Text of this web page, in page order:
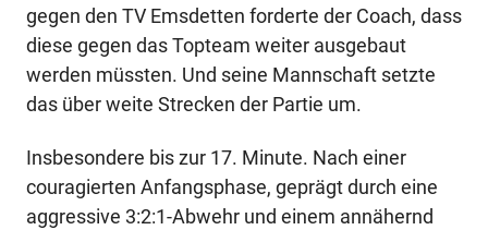
gegen den TV Emsdetten forderte der Coach, dass
diese gegen das Topteam weiter ausgebaut
werden müssten. Und seine Mannschaft setzte
das über weite Strecken der Partie um.
Insbesondere bis zur 17. Minute. Nach einer
couragierten Anfangsphase, geprägt durch eine
aggressive 3:2:1-Abwehr und einem annähernd